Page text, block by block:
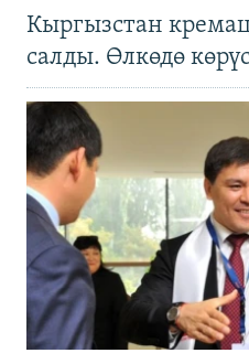
Кыргызстан
салды. Өлкөдө